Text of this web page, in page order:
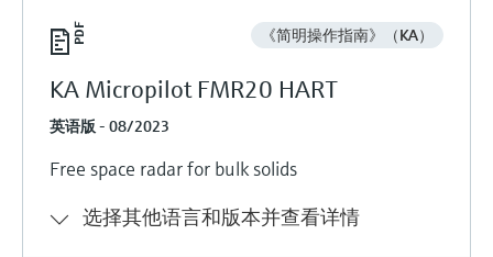
《简明操作指南》（KA）
KA Micropilot FMR20 HART
英语版 - 08/2023
Free space radar for bulk solids
选择其他语言和版本并查看详情